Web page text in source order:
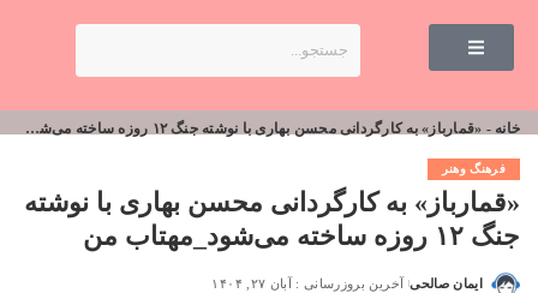
خانه - «قمارباز» به کارگردانی محسن بهاری با نوشته جنگ ۱۲ روزه ساخته می‌شود_مهتاب من
فرهنگ وهنر
«قمارباز» به کارگردانی محسن بهاری با نوشته
جنگ ۱۲ روزه ساخته می‌شود_مهتاب من
ایمان صالحی آخرین بروزرسانی : آبان ۲۷, ۱۴۰۴